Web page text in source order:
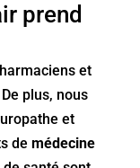
prend
et
plus, nous
et
de médecine